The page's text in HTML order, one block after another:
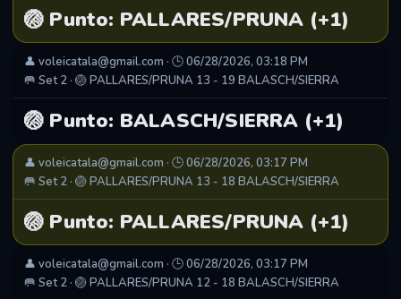
🏐 Punto: PALLARES/PRUNA (+1)
👤 voleicatala@gmail.com · 🕒 06/28/2026, 03:18 PM
🥅 Set 2 · 🏐 PALLARES/PRUNA 13 - 19 BALASCH/SIERRA
🏐 Punto: BALASCH/SIERRA (+1)
👤 voleicatala@gmail.com · 🕒 06/28/2026, 03:17 PM
🥅 Set 2 · 🏐 PALLARES/PRUNA 13 - 18 BALASCH/SIERRA
🏐 Punto: PALLARES/PRUNA (+1)
👤 voleicatala@gmail.com · 🕒 06/28/2026, 03:17 PM
🥅 Set 2 · 🏐 PALLARES/PRUNA 12 - 18 BALASCH/SIERRA